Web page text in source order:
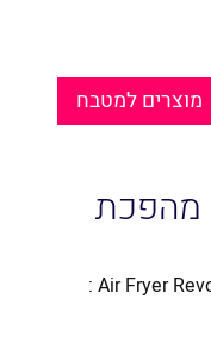
מוצרים למטבח
מהפכת
Nutricook משיקה בישראל את Air Fryer Revolution :